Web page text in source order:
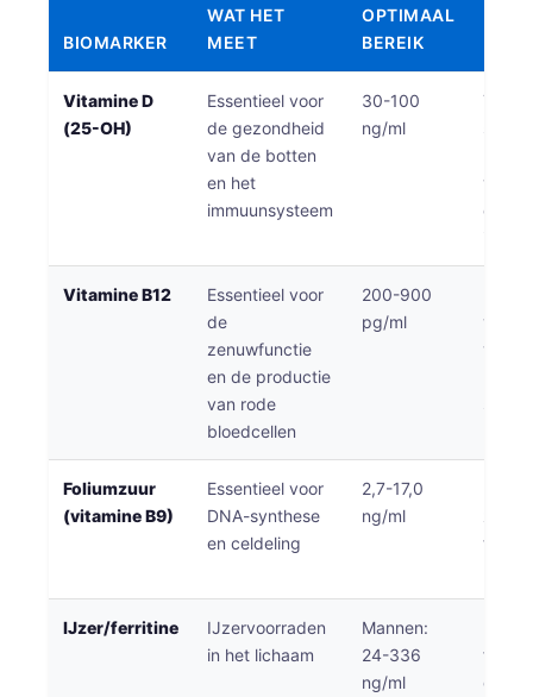
BIOMARKER
WAT HET
MEET
OPTIMAAL
BEREIK
Vitamine D
(25-OH)
Essentieel voor
de gezondheid
van de botten
en het
immuunsysteem
30-100
ng/ml
Vitamine B12
Essentieel voor
de
zenuwfunctie
en de productie
van rode
bloedcellen
200-900
pg/ml
Foliumzuur
(vitamine B9)
Essentieel voor
DNA-synthese
en celdeling
2,7-17,0
ng/ml
tekort
IJzer/ferritine
IJzervoorraden
in het lichaam
Mannen:
24-336
ng/ml
duidt
Azərbaycan dili
Čeština
ქართული
한국어
Slovenščina
اردو
मराठी